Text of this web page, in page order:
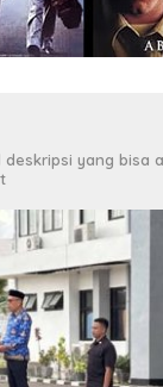
yang bisa